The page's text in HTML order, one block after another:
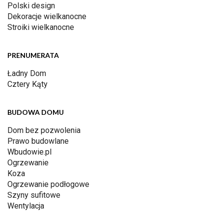
Polski design
Dekoracje wielkanocne
Stroiki wielkanocne
PRENUMERATA
Ładny Dom
Cztery Kąty
BUDOWA DOMU
Dom bez pozwolenia
Prawo budowlane
Wbudowie.pl
Ogrzewanie
Koza
Ogrzewanie podłogowe
Szyny sufitowe
Wentylacja